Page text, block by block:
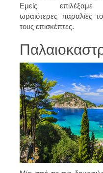
Εμείς
ωραιότερες παραλίες
τους επισκέπτες.